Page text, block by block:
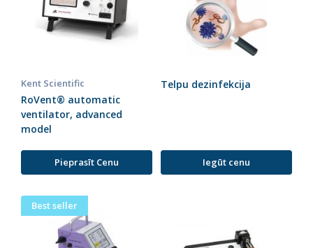
Kent Scientific
RoVent® automatic
ventilator, advanced
model
Pieprasīt Cenu
Telpu dezinfekcija
Iegūt cenu
Best seller